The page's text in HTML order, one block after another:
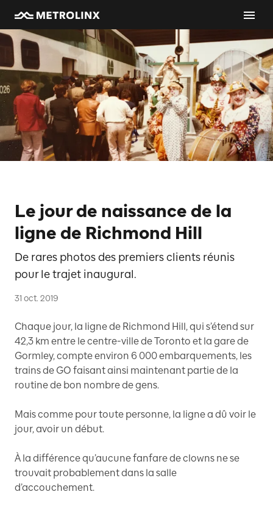
Le jour de naissance de la
ligne de Richmond Hill
De rares photos des premiers clients réunis
pour le trajet inaugural.
31 oct. 2019
Chaque jour, la ligne de Richmond Hill, qui s’étend sur
42,3 km entre le centre-ville de Toronto et la gare de
Gormley, compte environ 6 000 embarquements, les
trains de GO faisant ainsi maintenant partie de la
routine de bon nombre de gens.
Mais comme pour toute personne, la ligne a dû voir le
jour, avoir un début.
À la différence qu’aucune fanfare de clowns ne se
trouvait probablement dans la salle
d’accouchement.